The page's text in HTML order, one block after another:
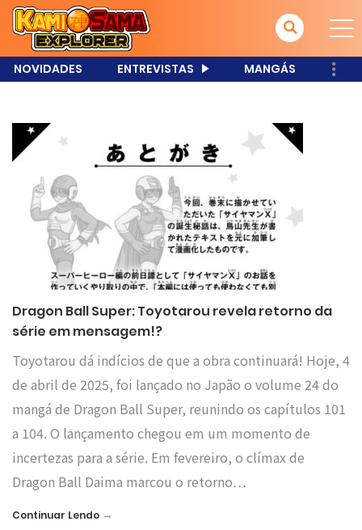
NOVIDADES ENTREVISTAS MANGÁS
Dragon Ball Super: Toyotarou revela retorno da
série em mensagem!?
Toyotarou dá indícios de que a obra continuará! Hoje, 4
de abril de 2025, foi lançado no Japão o volume 24 do
mangá de Dragon Ball Super, reunindo os capítulos 101
a 104. O lançamento chegou em um momento de
incertezas para a série. Em fevereiro, o clímax de
Dragon Ball Daima marcou o retorno…
Continuar Lendo →